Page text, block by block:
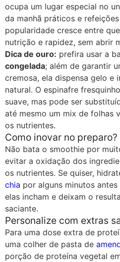
ocupa um lugar especial no
da manhã práticos e
popularidade cresce entre
nutrição e rapidez, sem abrir
Dica de ouro: prefira usar a
congelada; além de garantir
cremosa, ela dispensa gelo e
natural. O espinafre
suave, mas pode ser
até mesmo um mix de folhas
os nutrientes.
Como inovar no preparo?
Não bata o smoothie por
evitar a oxidação dos
os nutrientes. Se quiser,
chia por alguns minutos
elas incham e deixam o
saciante.
Personalize com extras
Para uma dose extra de
uma colher de pasta de
porção de proteína vegetal